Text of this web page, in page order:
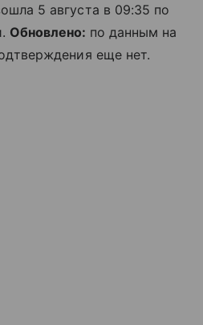
5 августа в 09:35 по
Обновлено: по данным на
еще нет.